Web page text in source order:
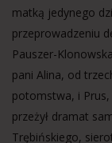
matką jedynego
przeprowadzeniu
Pauszer-
pani Alina, od
potomstwa, i
przeżył dramat
Trębińskiego,